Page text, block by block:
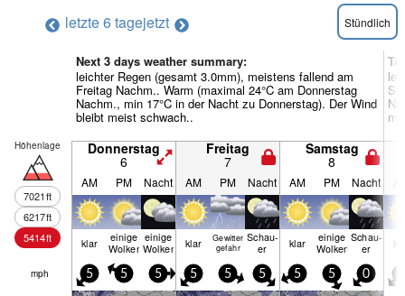
letzte 6 tagejetzt Stündlich
Next 3 days weather summary:
leichter Regen (gesamt 3.0mm), meistens fallend am
Freitag Nachm.. Warm (maximal 24°C am Donnerstag
Nachm., min 17°C in der Nacht zu Donnerstag). Der Wind
bleibt meist schwach..
Höhenlage
7021ft
6217ft
5414ft
Donnerstag
6
Freitag
7
Samstag
8
AM PM Nacht AM PM Nacht AM PM Nacht
klar einige
Wolken
einige
Wolken klar
Gewitter
gefahr
Schau­
er klar einige
Wolken
Schau­
er
mph 5 5 5 5 5 5 5 5 0